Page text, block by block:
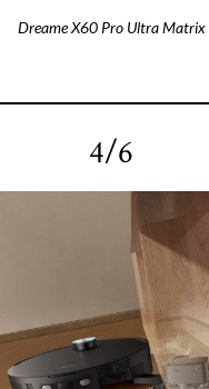
Dreame X60 Pro Ultra Matrix
4/6